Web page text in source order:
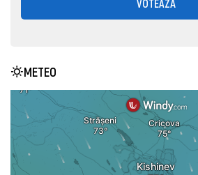
VOTEAZĂ
METEO